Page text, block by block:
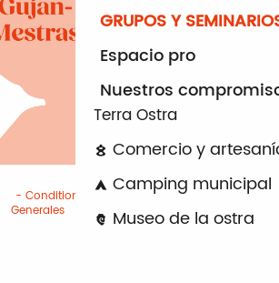
GRUPOS Y
Espacio pro
Nuestros
Terra Ostra
Comercio y
Camping municipal
Museo de la ostra
Conditiones
Generales
Informacion
Cookies